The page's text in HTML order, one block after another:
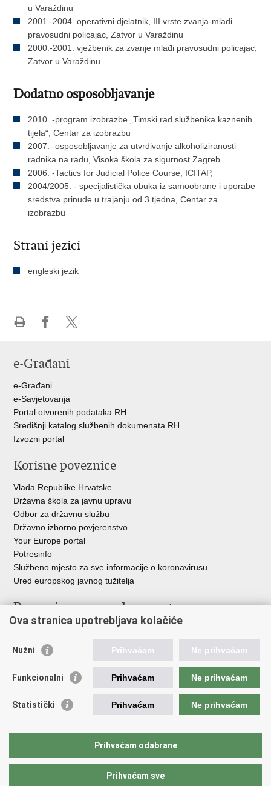
u Varaždinu
2001.-2004. operativni djelatnik, III vrste zvanja-mlađi
pravosudni policajac, Zatvor u Varaždinu
2000.-2001. vježbenik za zvanje mlađi pravosudni policajac,
Zatvor u Varaždinu
Dodatno osposobljavanje
2010. -program izobrazbe „Timski rad službenika kaznenih
tijela“, Centar za izobrazbu
2007. -osposobljavanje za utvrđivanje alkoholiziranosti
radnika na radu, Visoka škola za sigurnost Zagreb
2006. -Tactics for Judicial Police Course, ICITAP,
2004/2005. - specijalistička obuka iz samoobrane i uporabe
sredstva prinude u trajanju od 3 tjedna, Centar za
izobrazbu
Strani jezici
engleski jezik
FacebookuTwitteru
e-Građani
e-Građani
e-Savjetovanja
Portal otvorenih podataka RH
Središnji katalog službenih dokumenata RH
Izvozni portal
Korisne poveznice
Vlada Republike Hrvatske
Državna škola za javnu upravu
Odbor za državnu službu
Državno izborno povjerenstvo
Your Europe portal
Potresinfo
Službeno mjesto za sve informacije o koronavirusu
Ured europskog javnog tužitelja
Poveznice pravosudnog sustava
Državno odvjetništvo
Ured za suzbijanje korupcije i organiziranog kriminaliteta
Državnoodvjetničko vijeće
Hrvatska odvjetnička komora
Europski pravosudni portal
Ova stranica upotrebljava kolačiće
Nužni Prihvaćam Ne prihvaćam
Funkcionalni Prihvaćam Ne prihvaćam
Statistički Prihvaćam Ne prihvaćam
Prihvaćam odabrane
Prihvaćam sve